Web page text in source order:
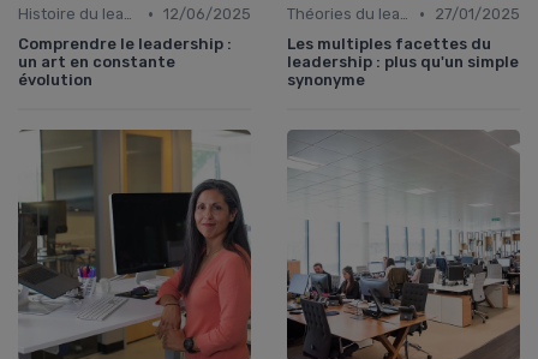
Histoire du leadership • 12/06/2025
Comprendre le leadership :
un art en constante
évolution
Théories du leadership •
27/01/2025
Les multiples facettes du
leadership : plus qu'un simple
synonyme